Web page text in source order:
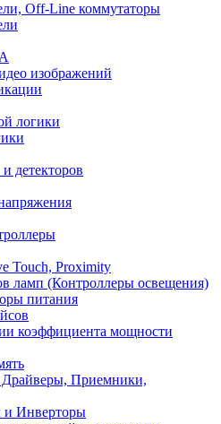
Off-Line коммутаторы
изображений
логики
детекторов
Touch, Proximity
ламп (Контроллеры освещения)
питания
коэффициента мощности
Приемники,
и Инверторы